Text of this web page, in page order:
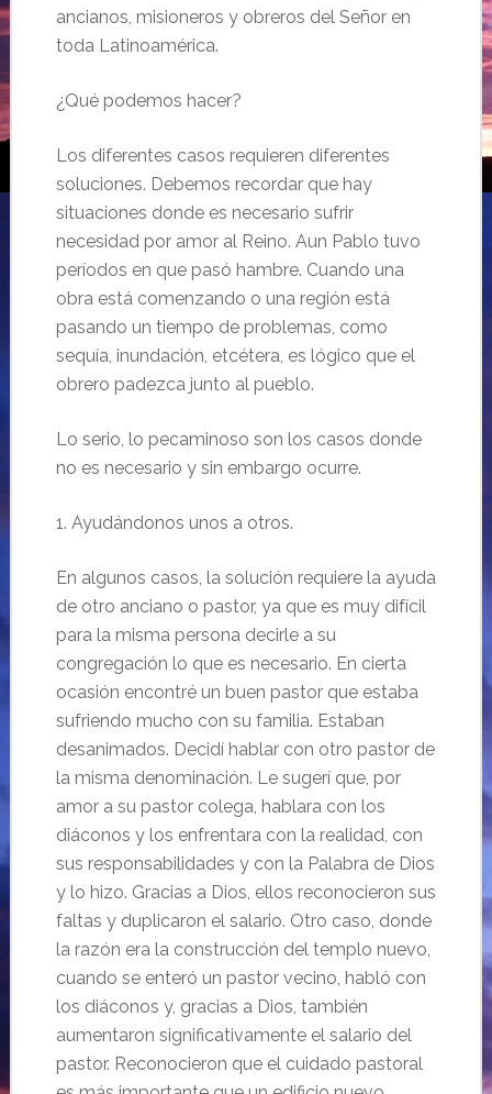
ancianos, misioneros y obreros del Señor en
toda Latinoamérica.
¿Qué podemos hacer?
Los diferentes casos requieren diferentes
soluciones. Debemos recordar que hay
situaciones donde es necesario sufrir
necesidad por amor al Reino. Aun Pablo tuvo
períodos en que pasó hambre. Cuando una
obra está comenzando o una región está
pasando un tiempo de problemas, como
sequía, inundación, etcétera, es lógico que el
obrero padezca junto al pueblo.
Lo serio, lo pecaminoso son los casos donde
no es necesario y sin embargo ocurre.
1. Ayudándonos unos a otros.
En algunos casos, la solución requiere la ayuda
de otro anciano o pastor, ya que es muy difícil
para la misma persona decirle a su
congregación lo que es necesario. En cierta
ocasión encontré un buen pastor que estaba
sufriendo mucho con su familia. Estaban
desanimados. Decidí hablar con otro pastor de
la misma denominación. Le sugerí que, por
amor a su pastor colega, hablara con los
diáconos y los enfrentara con la realidad, con
sus responsabilidades y con la Palabra de Dios
y lo hizo. Gracias a Dios, ellos reconocieron sus
faltas y duplicaron el salario. Otro caso, donde
la razón era la construcción del templo nuevo,
cuando se enteró un pastor vecino, habló con
los diáconos y, gracias a Dios, también
aumentaron significativamente el salario del
pastor. Reconocieron que el cuidado pastoral